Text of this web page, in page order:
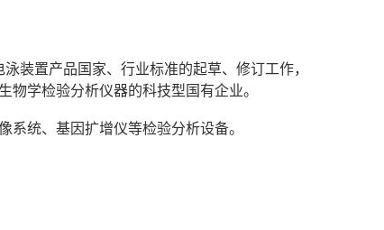
装置产品国家、行业标准的起草、修订工作，
物学检验分析仪器的科技型国有企业。
统、基因扩增仪等检验分析设备。